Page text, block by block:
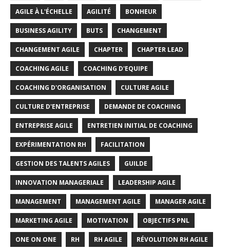
AGILE À L'ÉCHELLE AGILITÉ BONHEUR
BUSINESS AGILITY BUTS CHANGEMENT
CHANGEMENT AGILE CHAPTER CHAPTER LEAD
COACHING AGILE COACHING D'EQUIPE
COACHING D'ORGANISATION CULTURE AGILE
CULTURE D'ENTREPRISE DEMANDE DE COACHING
ENTREPRISE AGILE ENTRETIEN INITIAL DE COACHING
EXPÉRIMENTATION RH FACILITATION
GESTION DES TALENTS AGILES GUILDE
INNOVATION MANAGERIALE LEADERSHIP AGILE
MANAGEMENT MANAGEMENT AGILE MANAGER AGILE
MARKETING AGILE MOTIVATION OBJECTIFS PNL
ONE ON ONE RH RH AGILE RÉVOLUTION RH AGILE